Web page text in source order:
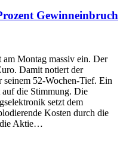
Gewinneinbruch
Montag massiv ein. Der
Damit notiert der
seinem 52-Wochen-Tief. Ein
die Stimmung. Die
setzt dem
Kosten durch die
die Aktie…